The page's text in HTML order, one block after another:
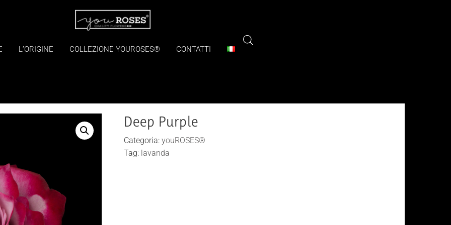
L’ORIGINE COLLEZIONE YOUROSES® CONTATTI
Deep Purple
Categoria:youROSES®
Tag: lavanda